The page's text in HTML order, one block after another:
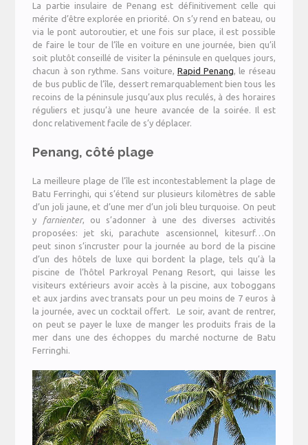
La partie insulaire de Penang est définitivement celle qui
mérite d’être explorée en priorité. On s’y rend en bateau, ou
via le pont autoroutier, et une fois sur place, il est possible
de faire le tour de l’île en voiture en une journée, bien qu’il
soit plutôt conseillé de visiter la péninsule en quelques jours,
chacun à son rythme. Sans voiture, Rapid Penang, le réseau
de bus public de l’île, dessert remarquablement bien tous les
recoins de la péninsule jusqu’aux plus reculés, à des horaires
réguliers et jusqu’à une heure avancée de la soirée. Il est
donc relativement facile de s’y déplacer.
Penang, côté plage
La meilleure plage de l’île est incontestablement la plage de
Batu Ferringhi, qui s’étend sur plusieurs kilomètres de sable
d’un joli jaune, et d’une mer d’un joli bleu turquoise. On peut
y farnienter, ou s’adonner à une des diverses activités
proposées: jet ski, parachute ascensionnel, kitesurf…On
peut sinon s’incruster pour la journée au bord de la piscine
d’un des hôtels de luxe qui bordent la plage, tels qu’à la
piscine de l’hôtel Parkroyal Penang Resort, qui laisse les
visiteurs extérieurs avoir accès à la piscine, aux toboggans
et aux jardins avec transats pour un peu moins de 7 euros à
la journée, avec un cocktail offert. Le soir, avant de rentrer,
on peut se payer le luxe de manger les produits frais de la
mer dans une des échoppes du marché nocturne de Batu
Ferringhi.